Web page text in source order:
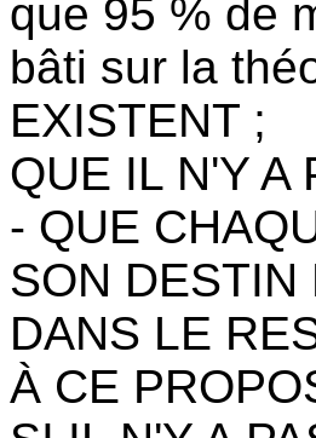
que 95 % de
bâti sur la
EXISTENT ;
QUE IL N'Y A
- QUE
SON DESTIN
DANS LE
À CE